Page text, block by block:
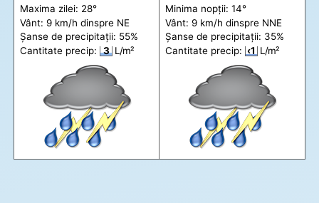
Maxima zilei: 28°
Vânt: 9 km/h dinspre NE
Șanse de precipitații: 55%
Cantitate precip:
3 L/m²
Minima nopții: 14°
Vânt: 9 km/h dinspre NNE
Șanse de precipitații: 35%
Cantitate precip: ‹1 L/m²